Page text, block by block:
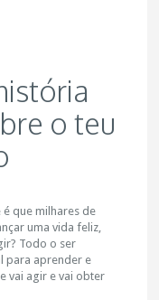
o teu
é que milhares de
uma vida feliz,
Todo o ser
para aprender e
vai agir e vai obter